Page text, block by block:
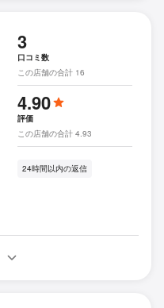
3
口コミ数
この店舗の合計 16
4.90
評価
この店舗の合計 4.93
24時間以内の返信